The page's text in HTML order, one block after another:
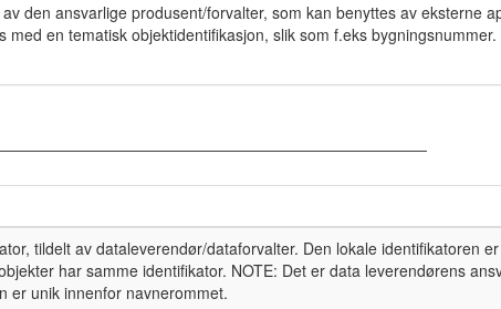
den ansvarlige produsent/forvalter, som kan benyttes av eksterne
med en tematisk objektidentifikasjon, slik som f.eks
tildelt av dataleverendør/dataforvalter. Den lokale identifikatoren
har samme identifikator. NOTE: Det er data leverendørens
er unik innenfor navnerommet.